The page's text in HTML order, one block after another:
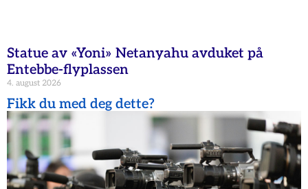
Statue av «Yoni» Netanyahu avduket på
Entebbe-flyplassen
4. august 2026
Fikk du med deg dette?